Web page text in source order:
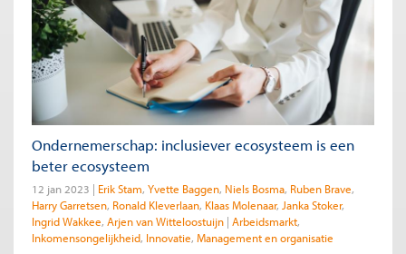
Ondernemerschap: inclusiever ecosysteem is een
beter ecosysteem
12 jan 2023 Erik Stam Yvette Baggen Niels Bosma Ruben Brave
Harry Garretsen Ronald Kleverlaan Klaas Molenaar Janka Stoker
Ingrid Wakkee Arjen van Witteloostuijn Arbeidsmarkt
Inkomensongelijkheid Innovatie Management en organisatie